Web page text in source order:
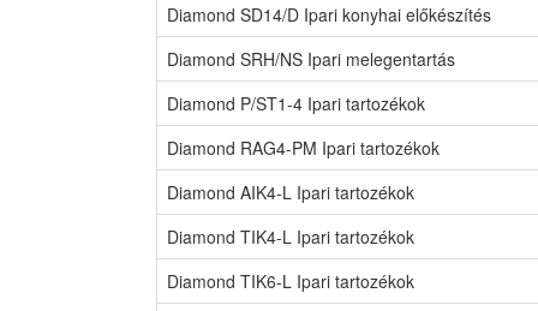
Diamond SD14/D Ipari konyhai előkészítés
Diamond SRH/NS Ipari melegentartás
Diamond P/ST1-4 Ipari tartozékok
Diamond RAG4-PM Ipari tartozékok
Diamond AIK4-L Ipari tartozékok
Diamond TIK4-L Ipari tartozékok
Diamond TIK6-L Ipari tartozékok